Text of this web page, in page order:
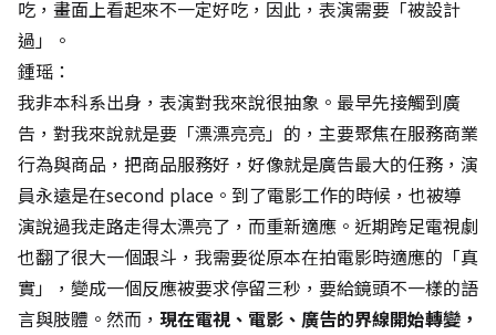
吃，畫面上看起來不一定好吃，因此，表演需要「被設計
過」。
鍾瑶：
我非本科系出身，表演對我來說很抽象。最早先接觸到廣
告，對我來說就是要「漂漂亮亮」的，主要聚焦在服務商業
行為與商品，把商品服務好，好像就是廣告最大的任務，演
員永遠是在second place。到了電影工作的時候，也被導
演說過我走路走得太漂亮了，而重新適應。近期跨足電視劇
也翻了很大一個跟斗，我需要從原本在拍電影時適應的「真
實」，變成一個反應被要求停留三秒，要給鏡頭不一樣的語
言與肢體。然而， 現在電視、電影、廣告的界線開始轉變，